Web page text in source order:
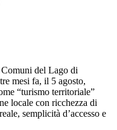
del Lago di
mesi fa, il 5 agosto,
“turismo territoriale”
locale con ricchezza di
semplicità d’accesso e